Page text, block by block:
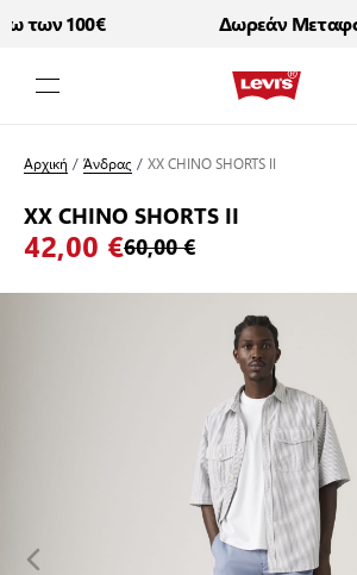
των 100€ Δωρεάν
Αρχική /Άνδρας /XX CHINO SHORTS II
XX CHINO SHORTS II
42,00 €60,00 €